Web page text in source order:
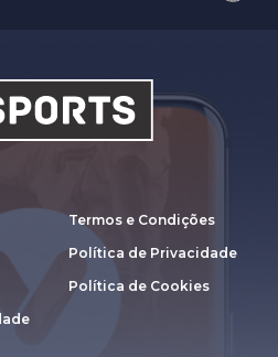
Termos e Condições
Política de Privacidade
Política de Cookies